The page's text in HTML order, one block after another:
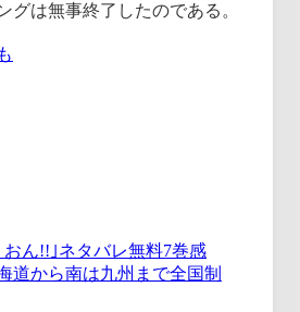
グは無事終了したのである。